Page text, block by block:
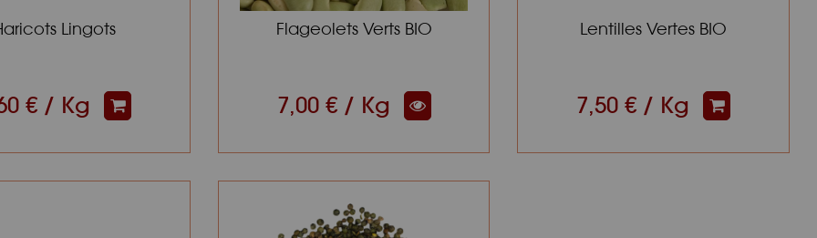
Lingots
€ / Kg
Flageolets Verts BIO
7,00 € / Kg
Lentilles Vertes BIO
7,50 € / Kg